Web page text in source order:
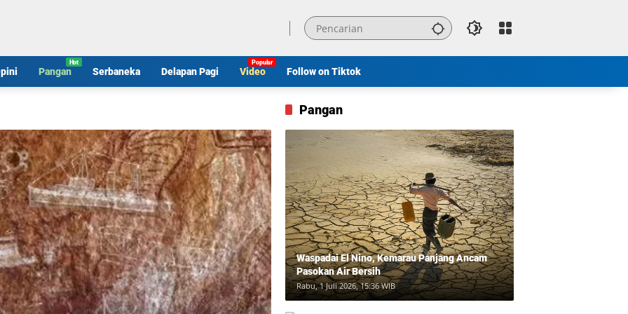
Pangan Serbaneka Delapan Pagi Video Follow on Tiktok
Pangan
Waspadai El Nino, Kemarau Panjang Ancam
Pasokan Air Bersih
Rabu, 1 Juli 2026, 15:36 WIB